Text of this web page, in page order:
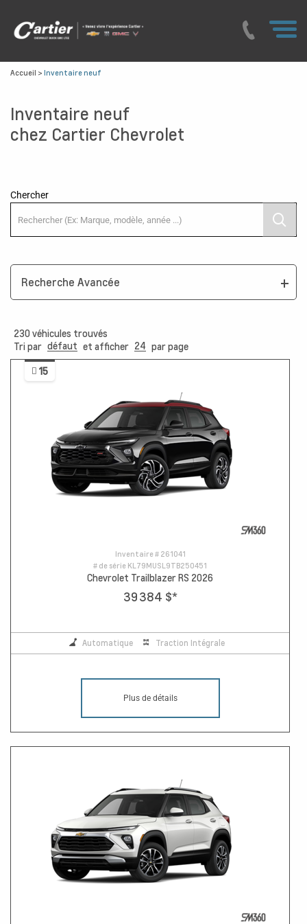
Accueil > Inventaire neuf
Inventaire neuf
chez Cartier Chevrolet
Chercher
Recherche Avancée
230 véhicules trouvés
Tri par défaut et afficher 24 par page
15
Inventaire # 261041
# de série KL79MUSL9TB250451
Chevrolet Trailblazer RS 2026
39 384 $*
Automatique Traction Intégrale
Plus de détails